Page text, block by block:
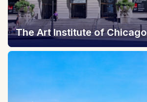
The Art Institute of Chicago